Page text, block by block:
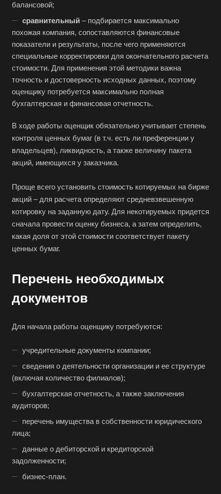
балансовой;
сравнительный – подбирается максимально
похожая компания, сопоставляются финансовые
показатели и результаты, после чего применяются
специальные корректировки для окончательного расчета
стоимости. Для применения этой методики важна
точность и достоверность исходных данных, поэтому
оценщику потребуется максимально полная
бухгалтерская и финансовая отчетность.
В ходе работы оценщик обязательно учитывает степень
контроля ценных бумаг (в т.ч. есть ли преференции у
владельцев), ликвидность, а также величину пакета
акций, имеющихся у заказчика.
Проще всего установить стоимость котируемых на бирже
акций – для расчета определяют средневзвешенную
котировку на заданную дату. Для некотируемых придется
сначала провести оценку бизнеса, а затем определить,
какая доля от этой стоимости соответствует пакету
ценных бумаг.
Перечень необходимых
документов
Для начала работы оценщику потребуются:
учредительные документы компании;
сведения о деятельности организации и ее структуре
(включая количество филиалов);
бухгалтерская отчетность, а также заключения
аудиторов;
перечень имущества в собственности юридического
лица;
данные о дебиторской и кредиторской
задолженности;
бизнес-план.
Например:Елизово
Абакан
Абинск
Азов
Алушта
Альметьевск
Анапа
Анжеро-Судженск
Апатиты
Апрелевка
Арамиль
Арзамас
Асбест
Асино
Ахтубинск
Ачинск
Аша
Баймак
Балабаново
Балаково
Балашиха
Барабинск
Барнаул